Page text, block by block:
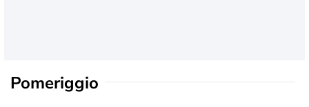
Pomeriggio